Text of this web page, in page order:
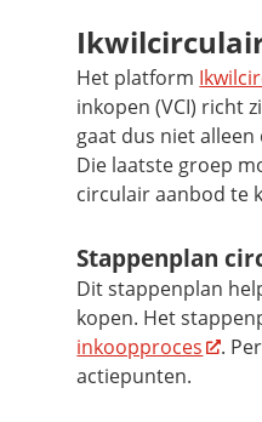
Het platform
inkopen (VCI) richt
gaat dus niet
Die laatste groep
circulair aanbod te
Stappenplan
Dit stappenplan
kopen. Het
inkoopproces
.
actiepunten.